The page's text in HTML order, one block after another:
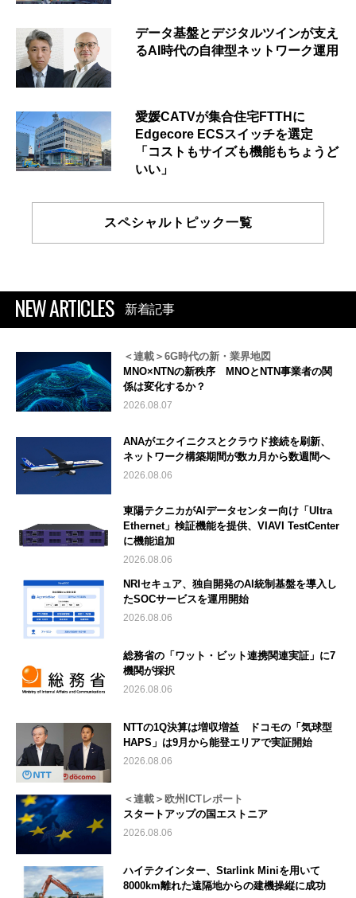
データ基盤とデジタルツインが支え
るAI時代の自律型ネットワーク運用
愛媛CATVが集合住宅FTTHに
Edgecore ECSスイッチを選定
「コストもサイズも機能もちょうど
いい」
スペシャルトピック一覧
NEW ARTICLES 新着記事
＜連載＞6G時代の新・業界地図
MNO×NTNの新秩序 MNOとNTN事業者の関
係は変化するか？
2026.08.07
ANAがエクイニクスとクラウド接続を刷新、
ネットワーク構築期間が数カ月から数週間へ
2026.08.06
東陽テクニカがAIデータセンター向け「Ultra
Ethernet」検証機能を提供、VIAVI TestCenter
に機能追加
2026.08.06
NRIセキュア、独自開発のAI統制基盤を導入し
たSOCサービスを運用開始
2026.08.06
総務省の「ワット・ビット連携関連実証」に7
機関が採択
2026.08.06
NTTの1Q決算は増収増益 ドコモの「気球型
HAPS」は9月から能登エリアで実証開始
2026.08.06
＜連載＞欧州ICTレポート
スタートアップの国エストニア
2026.08.06
ハイテクインター、Starlink Miniを用いて
8000km離れた遠隔地からの建機操縦に成功